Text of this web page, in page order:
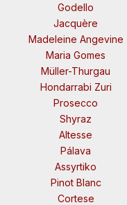
Godello
Jacquère
Madeleine Angevine
Maria Gomes
Müller-Thurgau
Hondarrabi Zuri
Prosecco
Shyraz
Altesse
Pálava
Assyrtiko
Pinot Blanc
Cortese